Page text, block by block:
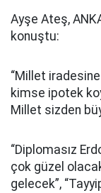
Ayşe Ateş,
konuştu:
“Millet
kimse ipotek
Millet sizden
“Diplomasız
çok güzel
gelecek”,